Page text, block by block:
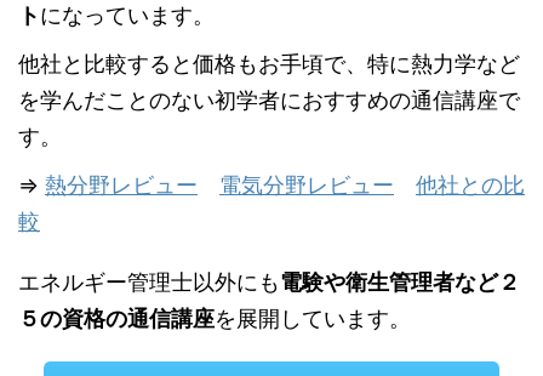
トになっています。
他社と比較すると価格もお手頃で、特に熱力学など
を学んだことのない初学者におすすめの通信講座で
す。
⇒ 熱分野レビュー 電気分野レビュー
他社との比
較
エネルギー管理士以外にも電験や衛生管理者など２
５の資格の通信講座を展開しています。